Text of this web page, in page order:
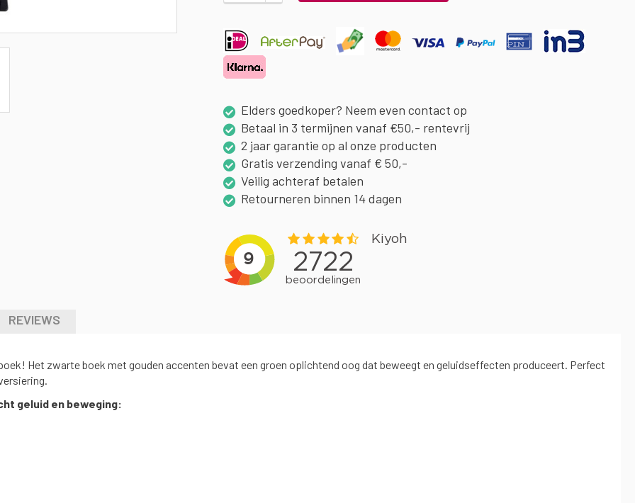
Elders goedkoper? Neem even contact op
Betaal in 3 termijnen vanaf €50,- rentevrij
2 jaar garantie op al onze producten
Gratis verzending vanaf € 50,-
Veilig achteraf betalen
Retourneren binnen 14 dagen
Het zwarte boek met gouden accenten bevat een groen oplichtend oog dat beweegt en geluidseffecten produceert. Perfect
geluid en beweging:
REVIEWS